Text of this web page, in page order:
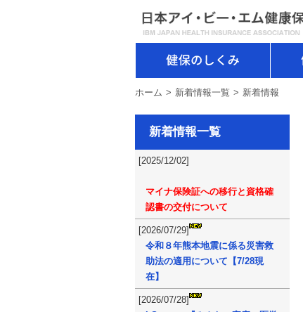
健保のしくみ
ホーム 新着情報一覧 新着情報
新着情報一覧
[2025/12/02]
マイナ保険証への移行と資格確
認書の交付について
[2026/07/29]
令和８年熊本地震に係る災害救
助法の適用について【7/28現
在】
[2026/07/28]